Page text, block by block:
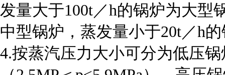
发量大于100t／h的锅炉为大型
中型锅炉，蒸发量小于20t／h
4.按蒸汽压力大小可分为低压